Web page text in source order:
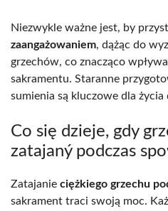
Niezwykle ważne jest, by
zaangażowaniem, dążąc do
grzechów, co znacząco
sakramentu. Staranne
sumienia są kluczowe dla
Co się dzieje, gdy
zatajaný podczas
Zatajanie ciężkiego grzechu
sakrament traci swoją moc.